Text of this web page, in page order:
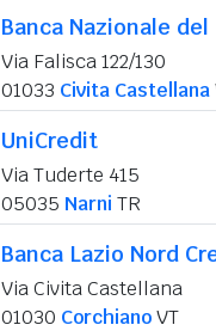
Banca Nazionale del
Via Falisca 122/130
01033 Civita Castellana
UniCredit
Via Tuderte 415
05035 Narni TR
Banca Lazio Nord
Via Civita Castellana
01030 CorchianoVT